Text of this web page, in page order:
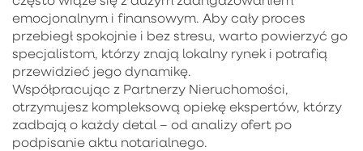
emocjonalnym i finansowym. Aby cały proces
przebiegł spokojnie i bez stresu, warto powierzyć go
specjalistom, którzy znają lokalny rynek i potrafią
przewidzieć jego dynamikę.
Współpracując z Partnerzy Nieruchomości,
otrzymujesz kompleksową opiekę ekspertów, którzy
zadbają o każdy detal – od analizy ofert po
podpisanie aktu notarialnego.